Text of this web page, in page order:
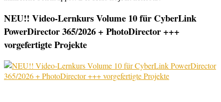
NEU!! Video-Lernkurs Volume 10 für CyberLink
PowerDirector 365/2026 + PhotoDirector +++
vorgefertigte Projekte